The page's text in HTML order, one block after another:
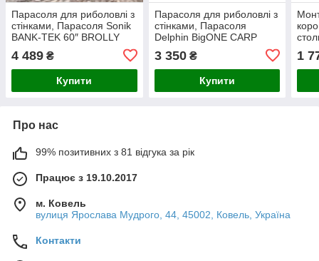
Парасоля для риболовлі з
стінками, Парасоля Sonik
BANK-TEK 60″ BROLLY
4 489 ₴
Купити
Парасоля для риболовлі з
стінками, Парасоля
Delphin BigONE CARP
3 350₴
Купити
1
Про нас
99% позитивних з 81 відгука за рік
Працює з 19.10.2017
м. Ковель
вулиця Ярослава Мудрого, 44, 45002, Ковель, Україна
Контакти